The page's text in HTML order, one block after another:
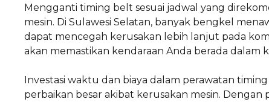
Mengganti timing belt sesuai jadwal yang
mesin. Di Sulawesi Selatan, banyak bengkel
dapat mencegah kerusakan lebih lanjut pada
akan memastikan kendaraan Anda berada dalam
Investasi waktu dan biaya dalam perawatan
perbaikan besar akibat kerusakan mesin.